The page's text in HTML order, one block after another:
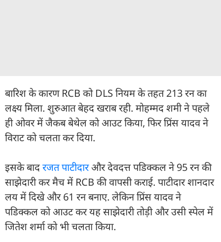
बारिश के कारण RCB को DLS नियम के तहत 213 रन का
लक्ष्य मिला. शुरुआत बेहद खराब रही. मोहम्मद शमी ने पहले
ही ओवर में जैकब बेथेल को आउट किया, फिर प्रिंस यादव ने
विराट को चलता कर दिया.
इसके बादरजत पाटीदारऔर देवदत्त पडिक्कल ने 95 रन की
साझेदारी कर मैच में RCB की वापसी कराई. पाटीदार शानदार
लय में दिखे और 61 रन बनाए. लेकिन प्रिंस यादव ने
पडिक्कल को आउट कर यह साझेदारी तोड़ी और उसी स्पेल में
जितेश शर्मा को भी चलता किया.